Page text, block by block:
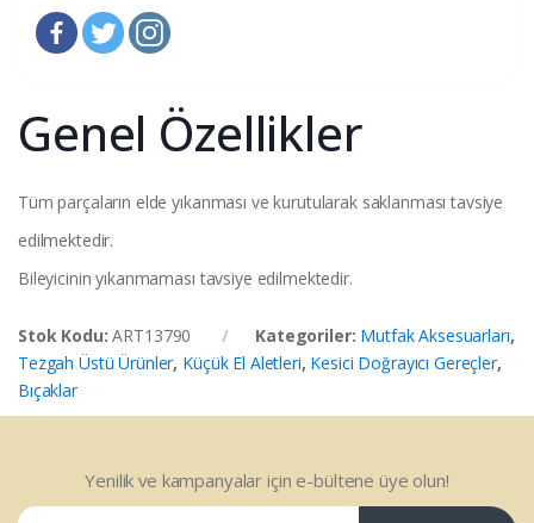
Genel Özellikler
Tüm parçaların elde yıkanması ve kurutularak saklanması tavsiye
edilmektedir.
Bileyicinin yıkanmaması tavsiye edilmektedir.
Stok Kodu:ART13790 Kategoriler: Mutfak Aksesuarları,
Tezgah Üstü Ürünler, Küçük El Aletleri, Kesici Doğrayıcı Gereçler,
Bıçaklar
Yenilik ve kampanyalar için e-bültene üye olun!